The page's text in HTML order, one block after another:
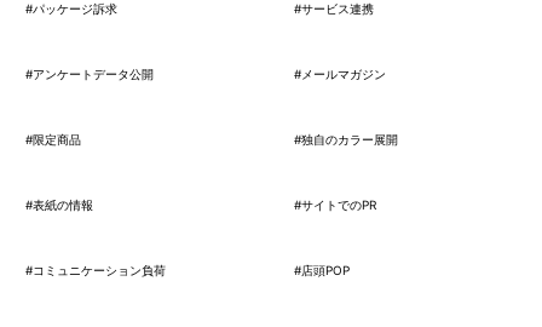
#パッケージ訴求 #サービス連携
#アンケートデータ公開 #メールマガジン
#限定商品 #独自のカラー展開
#表紙の情報 #サイトでのPR
#コミュニケーション負荷 #店頭POP